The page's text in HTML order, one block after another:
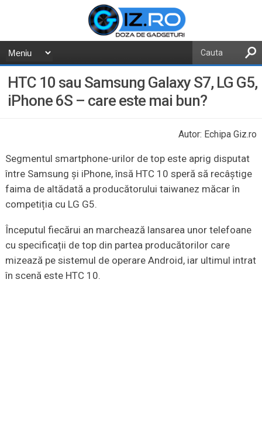
HTC 10 sau Samsung Galaxy S7, LG G5,
iPhone 6S – care este mai bun?
Autor: Echipa Giz.ro
Segmentul smartphone-urilor de top este aprig disputat
între Samsung și iPhone, însă HTC 10 speră să recâștige
faima de altădată a producătorului taiwanez măcar în
competiția cu LG G5.
Începutul fiecărui an marchează lansarea unor telefoane
cu specificații de top din partea producătorilor care
mizează pe sistemul de operare Android, iar ultimul intrat
în scenă este HTC 10.